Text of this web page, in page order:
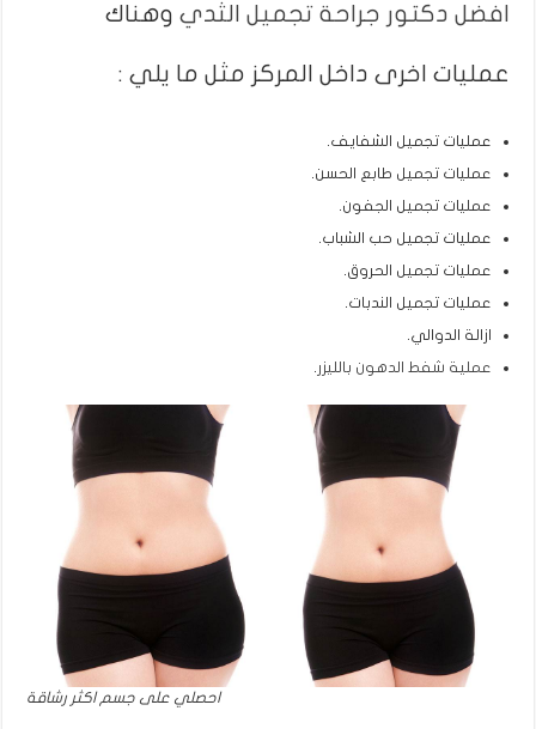
افضل دكتور جراحة تجميل الثدي وهناك
عمليات اخرى داخل المركز مثل ما يلي :
عمليات تجميل الشفايف.
عمليات تجميل طابع الحسن.
عمليات تجميل الجفون.
عمليات تجميل حب الشباب.
عمليات تجميل الحروق.
عمليات تجميل الندبات.
ازالة الدوالي.
عملية شفط الدهون بالليزر .
احصلي على جسم اكثر رشاقة